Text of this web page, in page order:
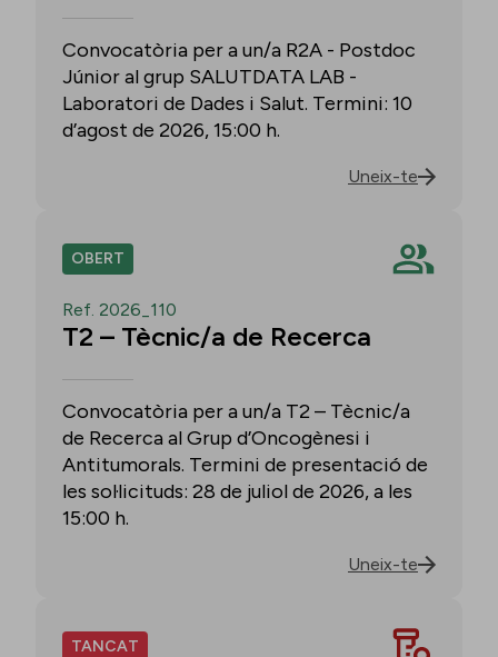
Convocatòria per a un/a R2A - Postdoc
Júnior al grup SALUTDATA LAB -
Laboratori de Dades i Salut. Termini: 10
d’agost de 2026, 15:00 h.
Uneix-te
OBERT
Ref. 2026_110
T2 – Tècnic/a de Recerca
Convocatòria per a un/a T2 – Tècnic/a
de Recerca al Grup d’Oncogènesi i
Antitumorals. Termini de presentació de
les sol·licituds: 28 de juliol de 2026, a les
15:00 h.
Uneix-te
TANCAT